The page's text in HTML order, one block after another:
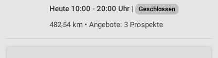
Heute 10:00 - 20:00 Uhr |
Geschlossen
482,54 km • Angebote: 3 Prospekte